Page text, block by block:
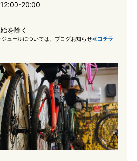
12:00-20:00
を除く
ュールについては、ブログお知らせ≪コチラ